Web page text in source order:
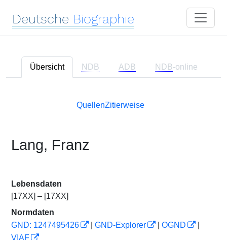
Deutsche Biographie
Übersicht NDB ADB NDB-online
QuellenZitierweise
Lang, Franz
Lebensdaten
[17XX] – [17XX]
Normdaten
GND: 1247495426
GND-Explorer OGND
VIAF